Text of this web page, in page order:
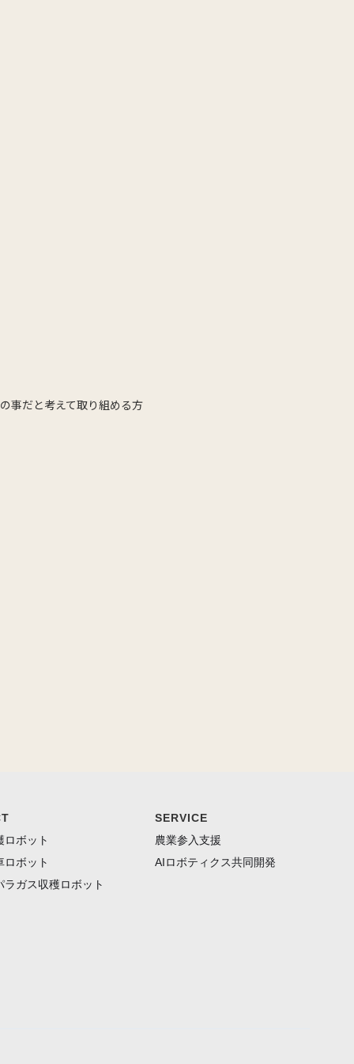
事だと考えて取り組める方
ロボット
ロボット
ラガス収穫ロボット
SERVICE
農業参入支援
AIロボティクス共同開発